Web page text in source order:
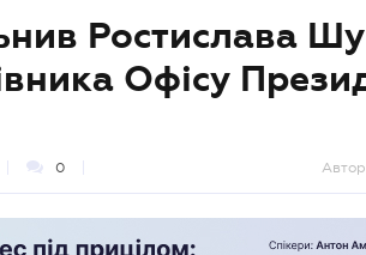
Ростислава
Офісу
0